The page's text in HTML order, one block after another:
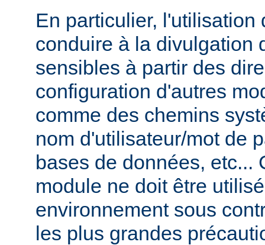
En particulier, l'utilisation
conduire à la divulgation
sensibles à partir des
configuration d'autres
comme des chemins
nom d'utilisateur/mot de
bases de données, etc...
module ne doit être
environnement sous
les plus grandes